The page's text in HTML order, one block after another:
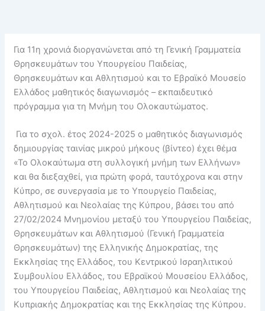
Για 11η χρονιά διοργανώνεται από τη Γενική Γραμματεία
Θρησκευμάτων του Υπουργείου Παιδείας,
Θρησκευμάτων και Αθλητισμού και το Εβραϊκό Μουσείο
Ελλάδος μαθητικός διαγωνισμός – εκπαιδευτικό
πρόγραμμα για τη Μνήμη του Ολοκαυτώματος.
Για το σχολ. έτος 2024-2025 ο μαθητικός διαγωνισμός
δημιουργίας ταινίας μικρού μήκους (βίντεο) έχει θέμα
«Το Ολοκαύτωμα στη συλλογική μνήμη των Ελλήνων»
και θα διεξαχθεί, για πρώτη φορά, ταυτόχρονα και στην
Κύπρο, σε συνεργασία με το Υπουργείο Παιδείας,
Αθλητισμού και Νεολαίας της Κύπρου, βάσει του από
27/02/2024 Μνημονίου μεταξύ του Υπουργείου Παιδείας,
Θρησκευμάτων και Αθλητισμού (Γενική Γραμματεία
Θρησκευμάτων) της Ελληνικής Δημοκρατίας, της
Εκκλησίας της Ελλάδος, του Κεντρικού Ισραηλιτικού
Συμβουλίου Ελλάδος, του Εβραϊκού Μουσείου Ελλάδος,
του Υπουργείου Παιδείας, Αθλητισμού και Νεολαίας της
Κυπριακής Δημοκρατίας και της Εκκλησίας της Κύπρου.